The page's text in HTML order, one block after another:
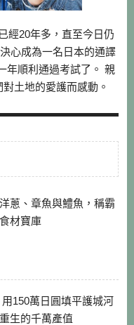
經20年多，直至今日仍
心成為一名日本的通譯
年順利通過考試了。 親
土地的愛護而感動。
蔥、章魚與鱧魚，稱霸
材寶庫
150萬日圓填平護城河
生的千萬產值